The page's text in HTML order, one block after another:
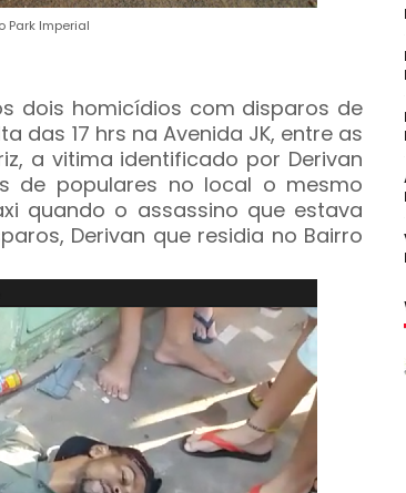
Park Imperial
dois homicídios com disparos de
das 17 hrs na Avenida JK, entre as
a vitima identificado por Derivan
de populares no local o mesmo
quando o assassino que estava
Derivan que residia no Bairro